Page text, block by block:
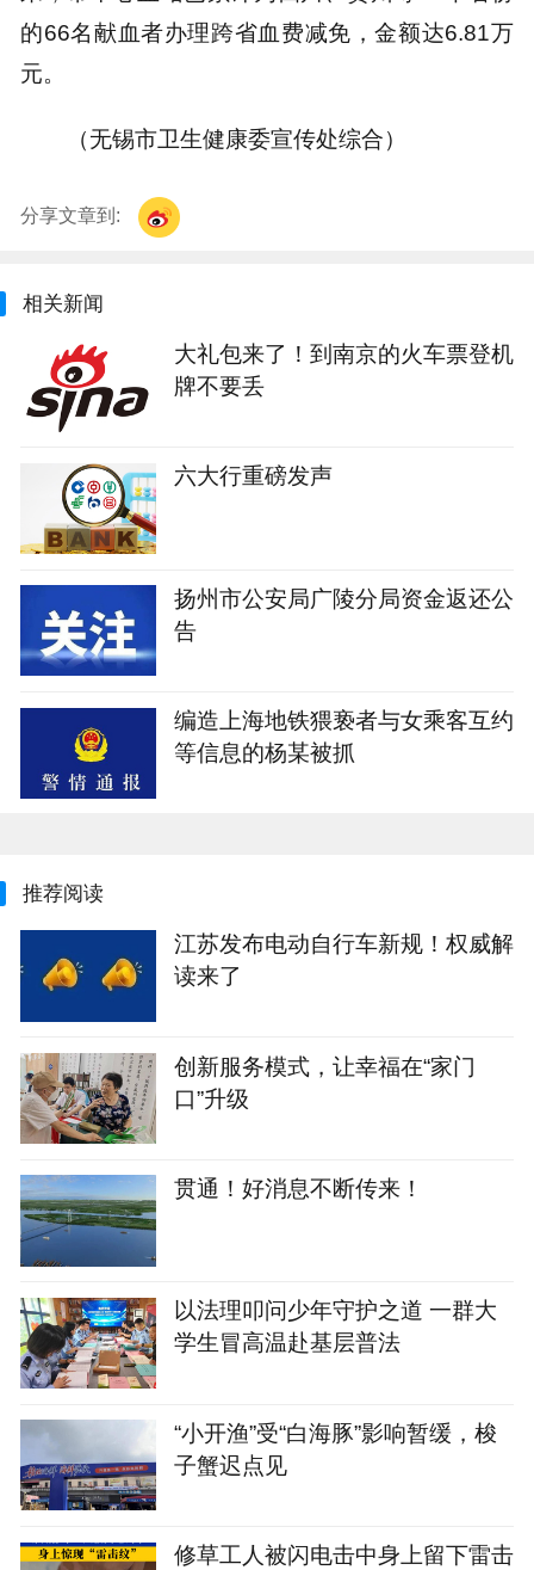
的66名献血者办理跨省血费减免，金额达6.81万
元。
（无锡市卫生健康委宣传处综合）
分享文章到:
相关新闻
大礼包来了！到南京的火车票登机
牌不要丢
六大行重磅发声
扬州市公安局广陵分局资金返还公
告
编造上海地铁猥亵者与女乘客互约
等信息的杨某被抓
推荐阅读
江苏发布电动自行车新规！权威解
读来了
创新服务模式，让幸福在“家门
口”升级
贯通！好消息不断传来！
以法理叩问少年守护之道 一群大
学生冒高温赴基层普法
“小开渔”受“白海豚”影响暂缓，梭
子蟹迟点见
修草工人被闪电击中身上留下雷击